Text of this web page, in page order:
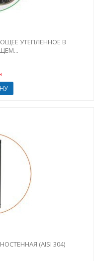
УТЕПЛЕННОЕ В
(AISI 304)